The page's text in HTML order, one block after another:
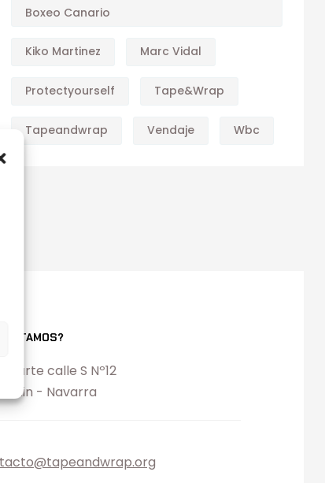
Boxeo Canario
Kiko Martinez Marc Vidal
Protectyourself Tape&wrap
Tapeandwrap Vendaje Wbc
ESTAMOS?
calle S Nº12
- Navarra